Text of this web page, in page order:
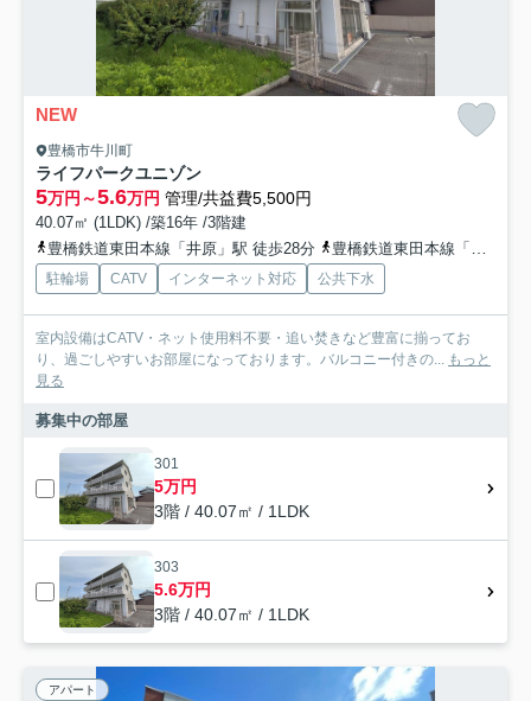
NEW
豊橋市牛川町
ライフパークユニゾン
5万円～5.6万円 管理/共益費5,500円
40.07㎡ (1LDK) /築16年 /3階建
豊橋鉄道東田本線「井原」駅 徒歩28分
豊橋鉄道東田本線「東田」駅 徒歩29分
駐輪場 CATV インターネット対応 公共下水
室内設備はCATV・ネット使用料不要・追い焚きなど豊富に揃ってお
り、過ごしやすいお部屋になっております。バルコニー付きの... もっと
見る
募集中の部屋
301
5万円
3階 / 40.07㎡ / 1LDK
303
5.6万円
3階 / 40.07㎡ / 1LDK
アパート